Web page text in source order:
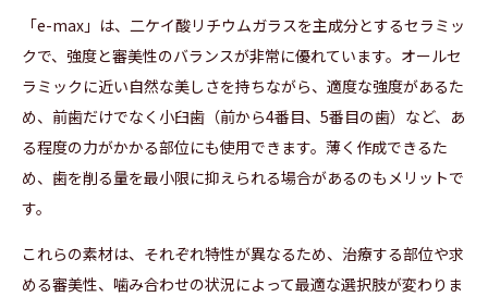
「e-max」は、二ケイ酸リチウムガラスを主成分とするセラミッ
クで、強度と審美性のバランスが非常に優れています。オールセ
ラミックに近い自然な美しさを持ちながら、適度な強度があるた
め、前歯だけでなく小臼歯（前から4番目、5番目の歯）など、あ
る程度の力がかかる部位にも使用できます。薄く作成できるた
め、歯を削る量を最小限に抑えられる場合があるのもメリットで
す。
これらの素材は、それぞれ特性が異なるため、治療する部位や求
める審美性、噛み合わせの状況によって最適な選択肢が変わりま